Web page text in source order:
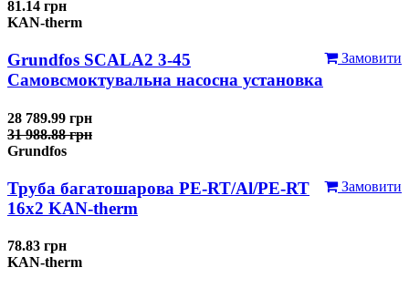
81.14 грн
KAN-therm
Замовити
Grundfos SCALA2 3-45
Самовсмоктувальна насосна установка
28 789.99 грн
31 988.88 грн
Grundfos
Замовити
Труба багатошарова PE-RT/Al/PE-RT
16x2 KAN-therm
78.83 грн
KAN-therm